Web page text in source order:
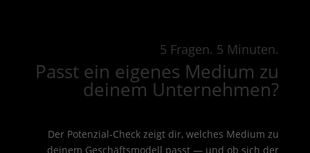
5 Fragen. 5 Minuten.
Passt ein eigenes Medium zu
deinem Unternehmen?
Der Potenzial-Check zeigt dir, welches Medium zu
deinem Geschäftsmodell passt — und ob sich der